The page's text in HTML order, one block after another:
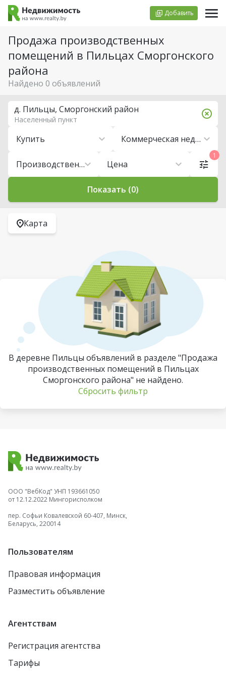
Добавить
Продажа производственных
помещений в Пильцах Сморгонского
района
Найдено 0 объявлений
Купить Коммерческая недвижимость
Производственные помещения Цена
д. Пильцы, Сморгонский район
Населенный пункт
1
Показать (0)
Карта
В деревне Пильцы объявлений в разделе "Продажа
производственных помещений в Пильцах
Сморгонского района" не найдено.
Сбросить фильтр
ООО "ВебКод" УНП 193661050
от 12.12.2022 Мингорисполком
пер. Софьи Ковалевской 60-407, Минск,
Беларусь, 220014
Пользователям
Правовая информация
Разместить объявление
Агентствам
Регистрация агентства
Тарифы